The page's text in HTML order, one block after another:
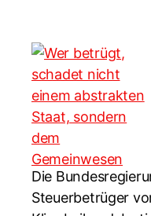
Die
Steuerbetrüger